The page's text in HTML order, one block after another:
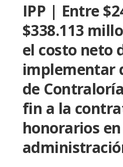
IPP | Entre
$338.113
el costo neto
implementar
de
fin a la
honorarios